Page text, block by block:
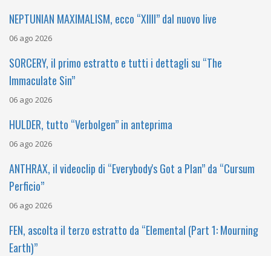
NEPTUNIAN MAXIMALISM, ecco “XIIII” dal nuovo live
06 ago 2026
SORCERY, il primo estratto e tutti i dettagli su “The
Immaculate Sin”
06 ago 2026
HULDER, tutto “Verbolgen” in anteprima
06 ago 2026
ANTHRAX, il videoclip di “Everybody's Got a Plan” da “Cursum
Perficio”
06 ago 2026
FEN, ascolta il terzo estratto da “Elemental (Part 1: Mourning
Earth)”